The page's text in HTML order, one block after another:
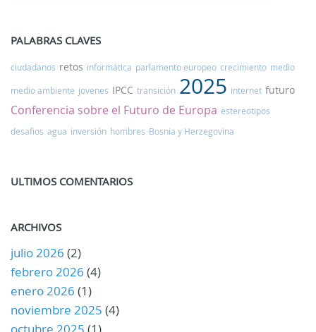
PALABRAS CLAVES
ciudadanos retos informática parlamento europeo crecimiento medio
medio ambiente jovenes IPCC transición 2025 internet futuro
Conferencia sobre el Futuro de Europa estereotipos
desafios agua inversión hombres Bosnia y Herzegovina
ULTIMOS COMENTARIOS
ARCHIVOS
julio 2026 (2)
febrero 2026 (4)
enero 2026 (1)
noviembre 2025 (4)